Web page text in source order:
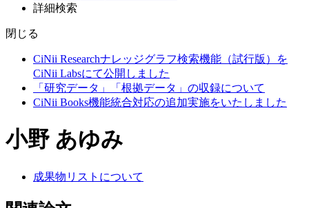
詳細検索
閉じる
CiNii Researchナレッジグラフ検索機能（試行版）を
CiNii Labsにて公開しました
「研究データ」「根拠データ」の収録について
CiNii Books機能統合対応の追加実施をいたしました
小野 あゆみ
成果物リストについて